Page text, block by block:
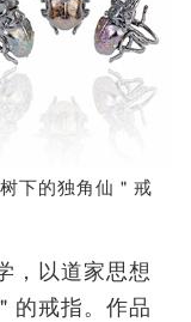
下的独角仙＂戒
，以道家思想
的戒指。作品